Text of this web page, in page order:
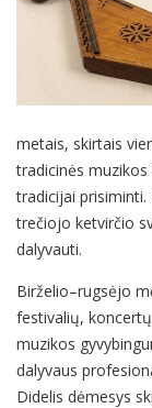
metais, skirtais
tradicinės
tradicijai
trečiojo ketvirčio
dalyvauti.
Birželio–rugsėjo
festivalių,
muzikos
dalyvaus
Didelis dėmesys